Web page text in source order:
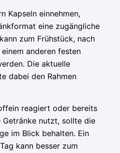
Kapseln einnehmen,
eine zugängliche
zum Frühstück, nach
anderen festen
Die aktuelle
dabei den Rahmen
reagiert oder bereits
nutzt, sollte die
im Blick behalten. Ein
kann besser zum